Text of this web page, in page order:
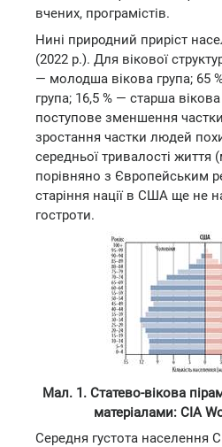
вчених, програмістів.
Нині природний приріст
(2022 р.). Для вікової
— молодша вікова група; 65
група; 16,5 % — старша
поступове зменшення частки
зростання частки людей
середньої тривалості життя
порівняно з Європейським
старіння нації в США ще не
гостроти.
Мал. 1. Статево-вікова
матеріалами: СІА
Середня густота населення